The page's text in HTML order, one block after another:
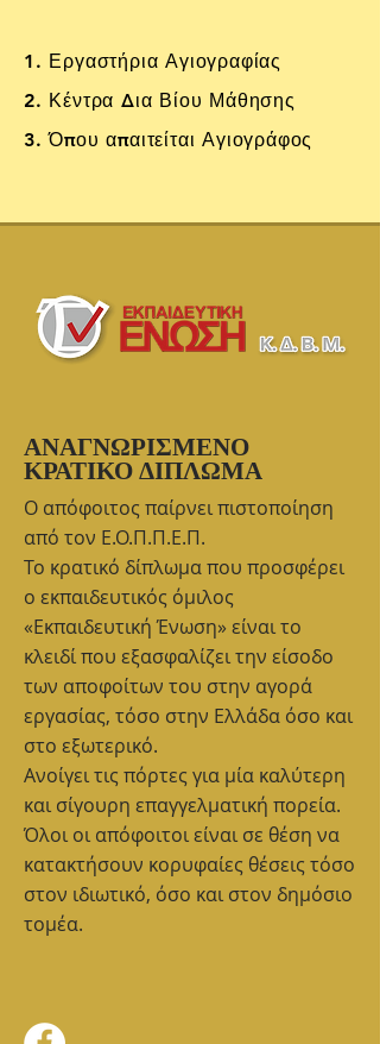
1. Εργαστήρια Αγιογραφίας
2. Κέντρα Δια Βίου Μάθησης
3. Όπου απαιτείται Αγιογράφος
ΑΝΑΓΝΩΡΙΣΜΕΝΟ
ΚΡΑΤΙΚΟ ΔΙΠΛΩΜΑ
Ο απόφοιτος παίρνει πιστοποίηση
από τον Ε.Ο.Π.Π.Ε.Π.
Το κρατικό δίπλωμα που προσφέρει
ο εκπαιδευτικός όμιλος
«Εκπαιδευτική Ένωση» είναι το
κλειδί που εξασφαλίζει την είσοδο
των αποφοίτων του στην αγορά
εργασίας, τόσο στην Ελλάδα όσο και
στο εξωτερικό.
Ανοίγει τις πόρτες για μία καλύτερη
και σίγουρη επαγγελματική πορεία.
Όλοι οι απόφοιτοι είναι σε θέση να
κατακτήσουν κορυφαίες θέσεις τόσο
στον ιδιωτικό, όσο και στον δημόσιο
τομέα.